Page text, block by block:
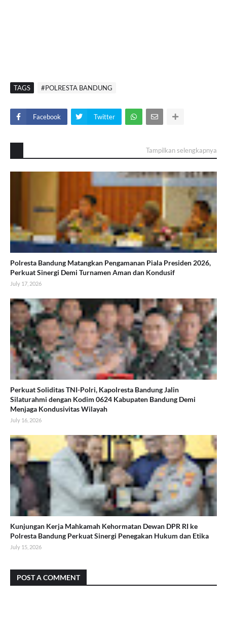
TAGS #POLRESTA BANDUNG
Facebook Twitter
Tampilkan selengkapnya
Polresta Bandung Matangkan Pengamanan Piala Presiden 2026,
Perkuat Sinergi Demi Turnamen Aman dan Kondusif
July 17, 2026
Perkuat Soliditas TNI-Polri, Kapolresta Bandung Jalin
Silaturahmi dengan Kodim 0624 Kabupaten Bandung Demi
Menjaga Kondusivitas Wilayah
July 16, 2026
Kunjungan Kerja Mahkamah Kehormatan Dewan DPR RI ke
Polresta Bandung Perkuat Sinergi Penegakan Hukum dan Etika
July 15, 2026
POST A COMMENT